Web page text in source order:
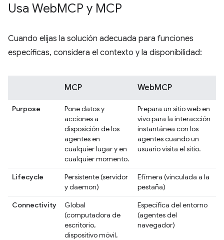
Usa WebMCP y MCP
Cuando elijas la solución adecuada para funciones
específicas, considera el contexto y la disponibilidad:
MCP WebMCP
Purpose
Pone datos y
acciones a
disposición de los
agentes en
cualquier lugar y en
cualquier momento.
Prepara un sitio web en
vivo para la interacción
instantánea con los
agentes cuando un
usuario visita el sitio.
Lifecycle
Persistente (servidor
y daemon)
Efímera (vinculada a la
pestaña)
Connectivity
Global
(computadora de
escritorio,
dispositivo móvil,
Específica del entorno
(agentes del
navegador)